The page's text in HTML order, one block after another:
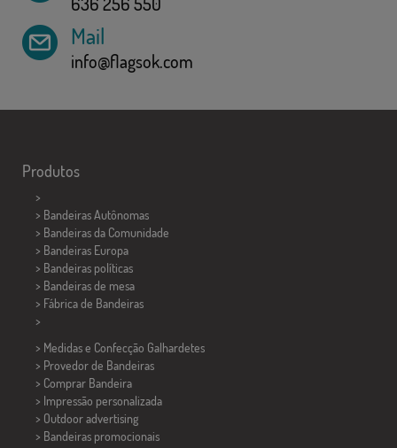
Mail
info@flagsok.com
Produtos
>
> Bandeiras Autônomas
> Bandeiras da Comunidade
> Bandeiras Europa
> Bandeiras políticas
> Bandeiras de mesa
> Fábrica de Bandeiras
>
> Medidas e Confecção Galhardetes
> Provedor de Bandeiras
> Comprar Bandeira
> Impressão personalizada
> Outdoor advertising
> Bandeiras promocionais